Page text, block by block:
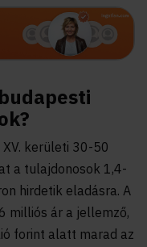
kerületi 30-50
a tulajdonosok 1,4-
hirdetik eladásra. A
milliós ár a jellemző,
forint alatt marad az